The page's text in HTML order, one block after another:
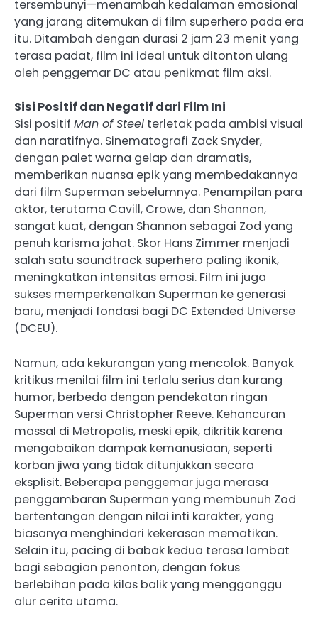
tersembunyi—menambah kedalaman emosional
yang jarang ditemukan di film superhero pada era
itu. Ditambah dengan durasi 2 jam 23 menit yang
terasa padat, film ini ideal untuk ditonton ulang
oleh penggemar DC atau penikmat film aksi.
Sisi Positif dan Negatif dari Film Ini
Sisi positif Man of Steel terletak pada ambisi visual
dan naratifnya. Sinematografi Zack Snyder,
dengan palet warna gelap dan dramatis,
memberikan nuansa epik yang membedakannya
dari film Superman sebelumnya. Penampilan para
aktor, terutama Cavill, Crowe, dan Shannon,
sangat kuat, dengan Shannon sebagai Zod yang
penuh karisma jahat. Skor Hans Zimmer menjadi
salah satu soundtrack superhero paling ikonik,
meningkatkan intensitas emosi. Film ini juga
sukses memperkenalkan Superman ke generasi
baru, menjadi fondasi bagi DC Extended Universe
(DCEU).
Namun, ada kekurangan yang mencolok. Banyak
kritikus menilai film ini terlalu serius dan kurang
humor, berbeda dengan pendekatan ringan
Superman versi Christopher Reeve. Kehancuran
massal di Metropolis, meski epik, dikritik karena
mengabaikan dampak kemanusiaan, seperti
korban jiwa yang tidak ditunjukkan secara
eksplisit. Beberapa penggemar juga merasa
penggambaran Superman yang membunuh Zod
bertentangan dengan nilai inti karakter, yang
biasanya menghindari kekerasan mematikan.
Selain itu, pacing di babak kedua terasa lambat
bagi sebagian penonton, dengan fokus
berlebihan pada kilas balik yang mengganggu
alur cerita utama.